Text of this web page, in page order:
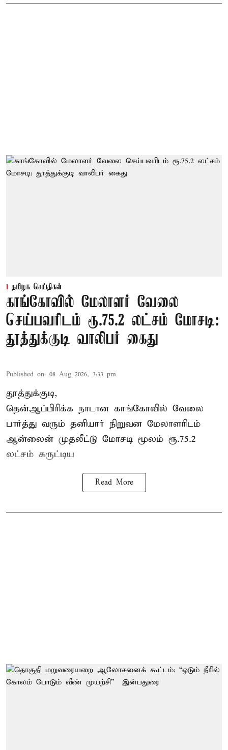
தமிழக செய்திகள்
காங்கோவில் மேலாளர் வேலை
செய்பவரிடம் ரூ.75.2 லட்சம் மோசடி:
தூத்துக்குடி வாலிபர் கைது
Published on: 08 Aug 2026, 3:33 pm
தூத்துக்குடி,
தென்ஆப்பிரிக்க நாடான காங்கோவில் வேலை
பார்த்து வரும் தனியார் நிறுவன மேலாளரிடம்
ஆன்லைன் முதலீட்டு மோசடி மூலம் ரூ.75.2
லட்சம் சுருட்டிய
Read More